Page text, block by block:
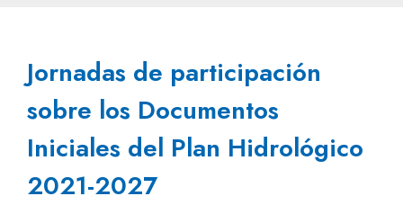
Jornadas de participación
sobre los Documentos
Iniciales del Plan Hidrológico
2021-2027